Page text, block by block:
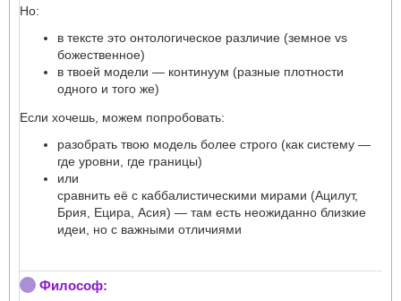
Но:
в тексте это онтологическое различие (земное vs
божественное)
в твоей модели — континуум (разные плотности
одного и того же)
Если хочешь, можем попробовать:
разобрать твою модель более строго (как систему —
где уровни, где границы)
или
сравнить её с каббалистическими мирами (Ацилут,
Брия, Ецира, Асия) — там есть неожиданно близкие
идеи, но с важными отличиями
Философ: